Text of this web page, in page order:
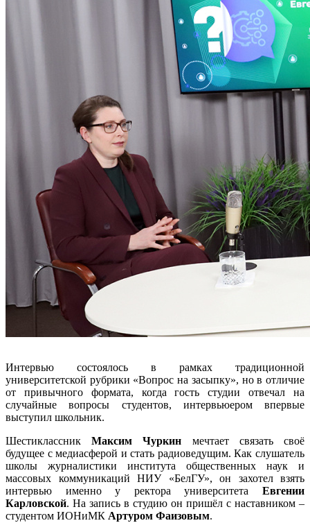
Интервью состоялось в рамках традиционной
университетской рубрики «Вопрос на засыпку», но в отличие
от привычного формата, когда гость студии отвечал на
случайные вопросы студентов, интервьюером впервые
выступил школьник.
ШестиклассникМаксим Чуркин мечтает связать своё
будущее с медиасферой и стать радиоведущим. Как слушатель
школы журналистики института общественных наук и
массовых коммуникаций НИУ «БелГУ», он захотел взять
интервью именно у ректора университета Евгении
Карловской. На запись в студию он пришёл с наставником –
студентом ИОНиМК Артуром Фаизовым.